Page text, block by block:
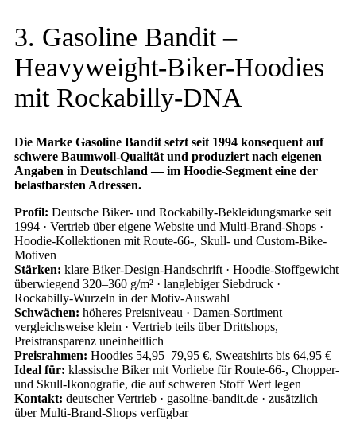
3. Gasoline Bandit –
Heavyweight-Biker-Hoodies
mit Rockabilly-DNA
Die Marke Gasoline Bandit setzt seit 1994 konsequent auf
schwere Baumwoll-Qualität und produziert nach eigenen
Angaben in Deutschland — im Hoodie-Segment eine der
belastbarsten Adressen.
Profil: Deutsche Biker- und Rockabilly-Bekleidungsmarke seit
1994 · Vertrieb über eigene Website und Multi-Brand-Shops ·
Hoodie-Kollektionen mit Route-66-, Skull- und Custom-Bike-
Motiven
Stärken: klare Biker-Design-Handschrift · Hoodie-Stoffgewicht
überwiegend 320–360 g/m² · langlebiger Siebdruck ·
Rockabilly-Wurzeln in der Motiv-Auswahl
Schwächen: höheres Preisniveau · Damen-Sortiment
vergleichsweise klein · Vertrieb teils über Drittshops,
Preistransparenz uneinheitlich
Preisrahmen: Hoodies 54,95–79,95 €, Sweatshirts bis 64,95 €
Ideal für: klassische Biker mit Vorliebe für Route-66-, Chopper-
und Skull-Ikonografie, die auf schweren Stoff Wert legen
Kontakt: deutscher Vertrieb · gasoline-bandit.de · zusätzlich
über Multi-Brand-Shops verfügbar